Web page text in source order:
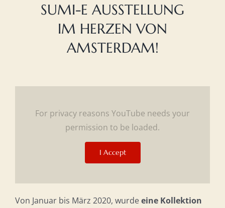
SUMI-E AUSSTELLUNG
IM HERZEN VON
AMSTERDAM!
For privacy reasons YouTube needs your
permission to be loaded.
I Accept
Von Januar bis März 2020, wurdeeine Kollektion